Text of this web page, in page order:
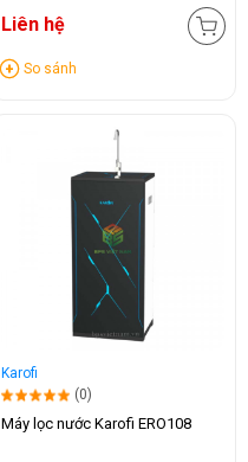
Liên hệ
So sánh
Karofi
(0)
Máy lọc nước Karofi ERO108